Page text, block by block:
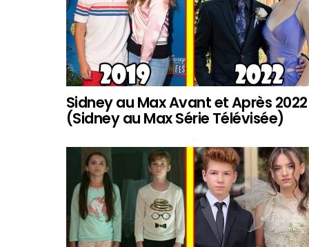
Sidney au Max Avant et Après 2022
(Sidney au Max Série Télévisée)